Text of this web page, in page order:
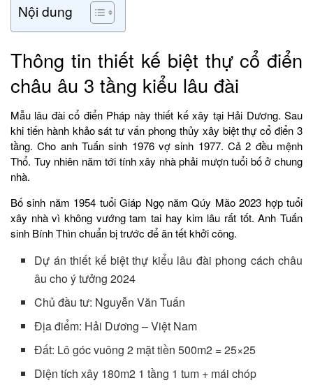
Nội dung
Thông tin thiết kế biệt thự cổ điển
châu âu 3 tầng kiểu lâu đài
Mẫu lâu đài cổ điển Pháp này thiết kế xây tại Hải Dương. Sau
khi tiến hành khảo sát tư vấn phong thủy xây biệt thự cổ điển 3
tầng. Cho anh Tuấn sinh 1976 vợ sinh 1977. Cả 2 đều mệnh
Thổ. Tuy nhiên năm tới tính xây nhà phải mượn tuổi bố ở chung
nhà.
Bố sinh năm 1954 tuổi Giáp Ngọ năm Qúy Mão 2023 hợp tuổi
xây nhà vì không vướng tam tai hay kim lâu rất tốt. Anh Tuấn
sinh Bính Thìn chuẩn bị trước để ăn tết khởi công.
Dự án thiết kế biệt thự kiểu lâu đài phong cách châu
âu cho ý tưởng 2024
Chủ đầu tư: Nguyễn Văn Tuấn
Địa điểm: Hải Dương – Việt Nam
Đất: Lô góc vuông 2 mặt tiền 500m2 = 25×25
Diện tích xây 180m2 1 tầng 1 tum + mái chóp